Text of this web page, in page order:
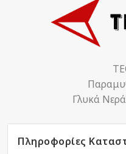
Γλυκά
Πληροφορίες